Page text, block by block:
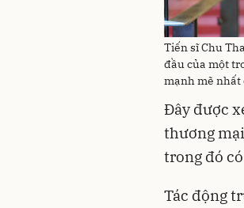
Tiến sĩ Chu
đầu của một
mạnh mẽ nhất
Đây được
thương
trong đó
Tác động